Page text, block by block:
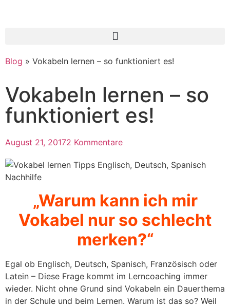
Blog » Vokabeln lernen – so funktioniert es!
Vokabeln lernen – so
funktioniert es!
August 21, 20172 Kommentare
„Warum kann ich mir
Vokabel nur so schlecht
merken?“
Egal ob Englisch, Deutsch, Spanisch, Französisch oder
Latein – Diese Frage kommt im Lerncoaching immer
wieder. Nicht ohne Grund sind Vokabeln ein Dauerthema
in der Schule und beim Lernen. Warum ist das so? Weil